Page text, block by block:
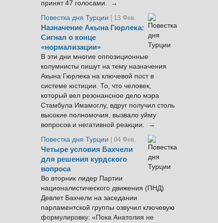
принят 47 голосами. →
Повестка дня Турции
| 13 Фев.
Назначение Акына Гюрлека:
Сигнал о конце
«нормализации»
В эти дни многие оппозиционные
колумнисты пишут на тему назначения
Акына Гюрлека на ключевой пост в
системе юстиции. То, что человек,
который вел резонансное дело мэра
Стамбула Имамоглу, вдруг получил столь
высокие полномочия, вызвало уйму
вопросов и негативной реакции. →
Повестка дня Турции
| 04 Фев.
Четыре условия Бахчели
для решения курдского
вопроса
Во вторник лидер Партии
националистического движения (ПНД)
Девлет Бахчели на заседании
парламентской группы озвучил ключевую
формулировку: «Пока Анатолия не